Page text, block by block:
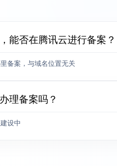
能否在腾讯云进行备案？
备案，与域名位置无关
理备案吗？
设中